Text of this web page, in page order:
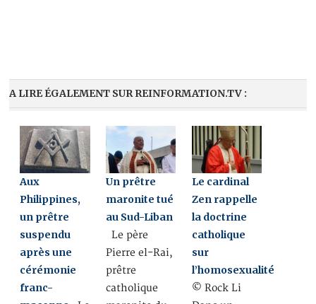
A LIRE ÉGALEMENT SUR REINFORMATION.TV :
Aux
Philippines,
un prêtre
suspendu
après une
cérémonie
franc-
Un prêtre
maronite tué
au Sud-Liban
Le père
Pierre el-Rai,
prêtre
catholique
Le cardinal
Zen rappelle
la doctrine
catholique
sur
l’homosexualité
© Rock Li